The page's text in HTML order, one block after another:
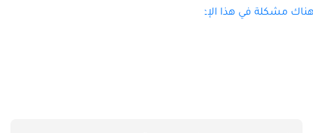
مشكلة في هذا الإعلان؟